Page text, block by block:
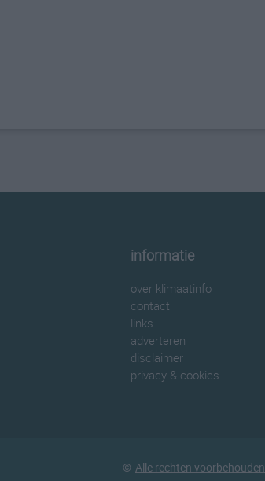
informatie
over klimaatinfo
contact
links
adverteren
disclaimer
privacy & cookies
© Alle rechten voorbehouden